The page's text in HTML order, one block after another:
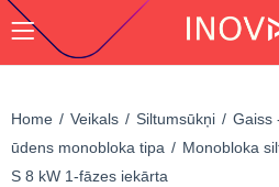
Home Veikals Siltumsūkņi Gaiss
ūdens monobloka tipa
Monobloka
S 8 kW 1-fāzes iekārta